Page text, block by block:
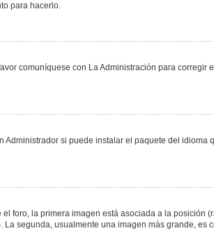
para hacerlo.
comuníquese con La Administración para corregir el
si puede instalar el paquete del idioma
foro, la primera imagen está asociada a la posición
segunda, usualmente una imagen más grande, es